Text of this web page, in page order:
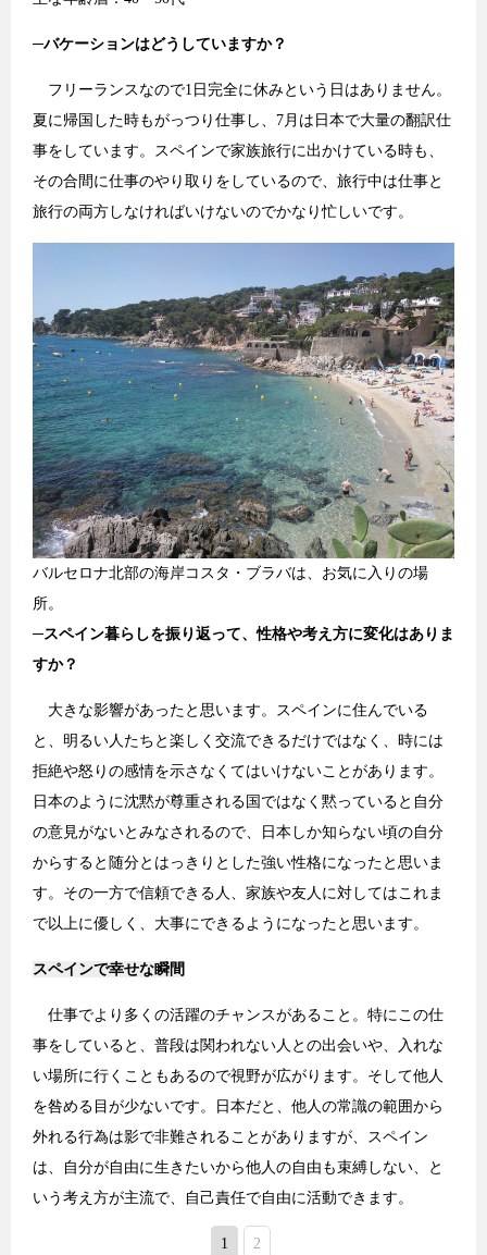
─バケーションはどうしていますか？
フリーランスなので1日完全に休みという日はありません。
夏に帰国した時もがっつり仕事し、7月は日本で大量の翻訳仕
事をしています。スペインで家族旅行に出かけている時も、
その合間に仕事のやり取りをしているので、旅行中は仕事と
旅行の両方しなければいけないのでかなり忙しいです。
バルセロナ北部の海岸コスタ・ブラバは、お気に入りの場
所。
─スペイン暮らしを振り返って、性格や考え方に変化はありま
すか？
大きな影響があったと思います。スペインに住んでいる
と、明るい人たちと楽しく交流できるだけではなく、時には
拒絶や怒りの感情を示さなくてはいけないことがあります。
日本のように沈黙が尊重される国ではなく黙っていると自分
の意見がないとみなされるので、日本しか知らない頃の自分
からすると随分とはっきりとした強い性格になったと思いま
す。その一方で信頼できる人、家族や友人に対してはこれま
で以上に優しく、大事にできるようになったと思います。
スペインで幸せな瞬間
仕事でより多くの活躍のチャンスがあること。特にこの仕
事をしていると、普段は関われない人との出会いや、入れな
い場所に行くこともあるので視野が広がります。そして他人
を咎める目が少ないです。日本だと、他人の常識の範囲から
外れる行為は影で非難されることがありますが、スペイン
は、自分が自由に生きたいから他人の自由も束縛しない、と
いう考え方が主流で、自己責任で自由に活動できます。
1 2